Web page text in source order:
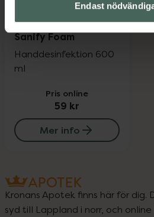
Endast
1 av 5 i omdöme
Sanify Foam
Handdesinfektion 600
ml
Pris online
59 kr
Mer info
Kronans Apotek finns här för dig.
syd till Lappland i norr, och